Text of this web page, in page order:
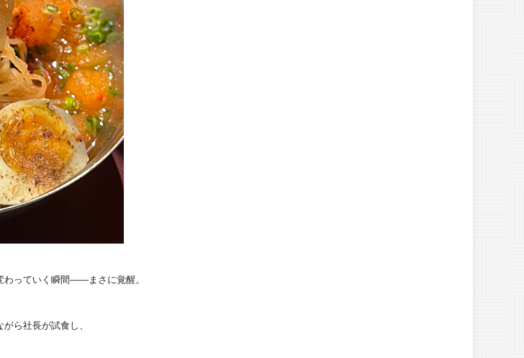
わっていく瞬間――まさに覚醒。
ら社長が試食し、